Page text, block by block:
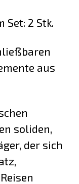
Set: 2 Stk.
aus
soliden,
der sich